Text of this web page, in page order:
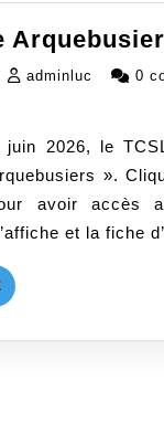
adminluc adminluc
0
juin 2026, le
».
avoir accès
et la fiche
LIRE
LA